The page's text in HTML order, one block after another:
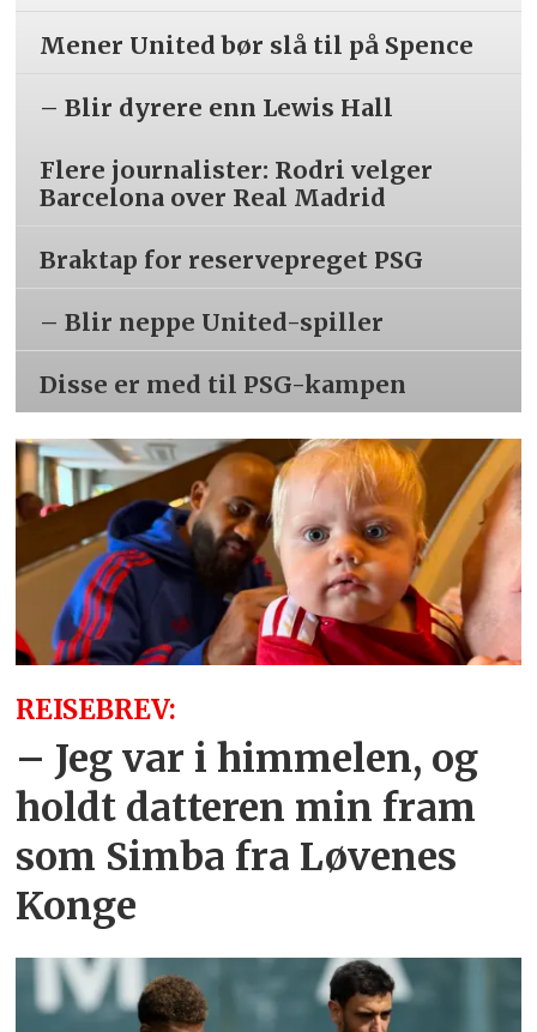
Mener United bør slå til på Spence
– Blir dyrere enn Lewis Hall
Flere journalister: Rodri velger
Barcelona over Real Madrid
Braktap for reservepreget PSG
– Blir neppe United-spiller
Disse er med til PSG-kampen
REISEBREV:
– Jeg var i himmelen, og
holdt datteren min fram
som Simba fra Løvenes
Konge